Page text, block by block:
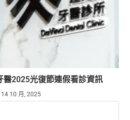
醫2025光復節連假看診資訊
14 10 月, 2025